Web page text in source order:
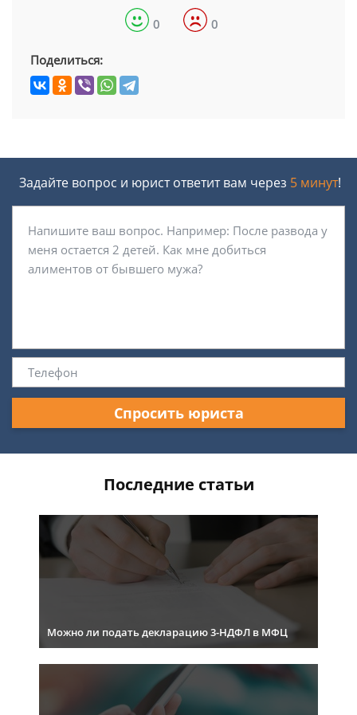
0 0
Поделиться:
Задайте вопрос и юрист ответит вам через 5 минут!
Спросить юриста
Последние статьи
Можно ли подать декларацию 3-НДФЛ в МФЦ